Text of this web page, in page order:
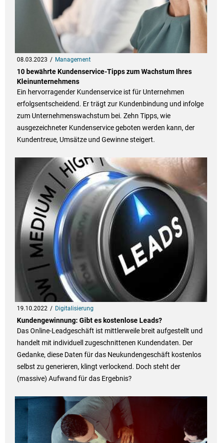
08.03.2023 Management
10 bewährte Kundenservice-Tipps zum Wachstum Ihres
Kleinunternehmens
Ein hervorragender Kundenservice ist für Unternehmen
erfolgsentscheidend. Er trägt zur Kundenbindung und infolge
zum Unternehmenswachstum bei. Zehn Tipps, wie
ausgezeichneter Kundenservice geboten werden kann, der
Kundentreue, Umsätze und Gewinne steigert.
19.10.2022 Digitalisierung
Kundengewinnung: Gibt es kostenlose Leads?
Das Online-Leadgeschäft ist mittlerweile breit aufgestellt und
handelt mit individuell zugeschnittenen Kundendaten. Der
Gedanke, diese Daten für das Neukundengeschäft kostenlos
selbst zu generieren, klingt verlockend. Doch steht der
(massive) Aufwand für das Ergebnis?